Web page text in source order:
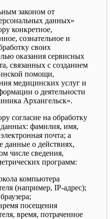
законом от
данных»
конкретное,
сознательное и
своих
оказания сервисных
связанных с созданием
помощи,
медицинских услуг и
о деятельности
Архангельск».
согласие на обработку
фамилия, имя,
почта; а
данные о действиях,
числе сведения,
программ:
компьютера
(например, IP-адрес);
посещения
время, потраченное